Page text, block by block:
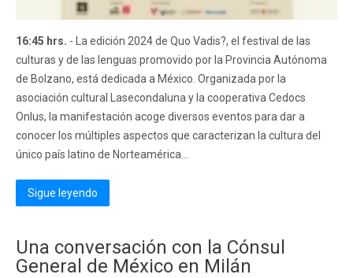
16:45 hrs. - La edición 2024 de Quo Vadis?, el festival de las
culturas y de las lenguas promovido por la Provincia Autónoma
de Bolzano, está dedicada a México. Organizada por la
asociación cultural Lasecondaluna y la cooperativa Cedocs
Onlus, la manifestación acoge diversos eventos para dar a
conocer los múltiples aspectos que caracterizan la cultura del
único país latino de Norteamérica...
Sigue leyendo
Una conversación con la Cónsul
General de México en Milán